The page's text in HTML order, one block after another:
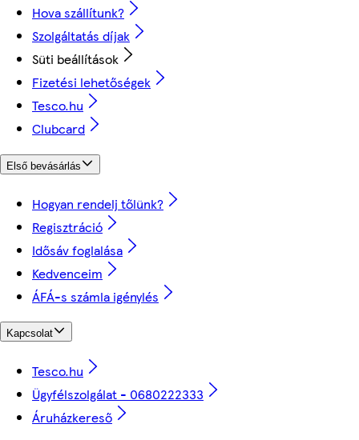
Hova szállítunk?
Szolgáltatás díjak
Süti beállítások
Fizetési lehetőségek
Tesco.hu
Clubcard
Első bevásárlás
Hogyan rendelj tőlünk?
Regisztráció
Idősáv foglalása
Kedvenceim
ÁFÁ-s számla igénylés
Kapcsolat
Tesco.hu
Ügyfélszolgálat - 0680222333
Áruházkereső